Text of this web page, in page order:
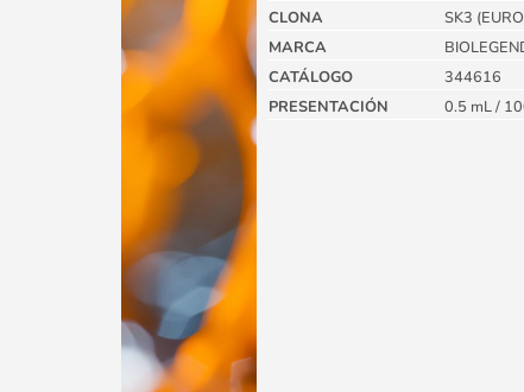
CLONA
SK3
MARCA
CATÁLOGO
344616
PRESENTACIÓN
0.5 mL /